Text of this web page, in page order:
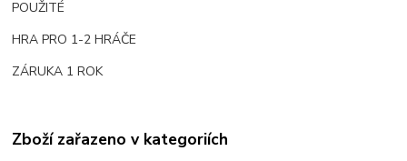
POUŽITÉ
HRA PRO 1-2 HRÁČE
ZÁRUKA 1 ROK
Zboží zařazeno v kategoriích